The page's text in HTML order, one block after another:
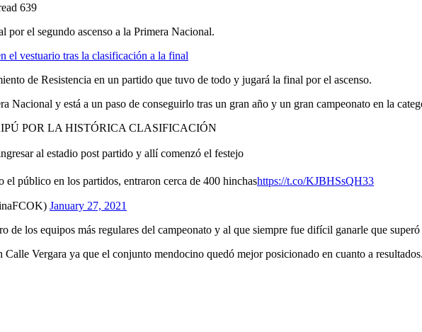
639
el segundo ascenso a la Primera Nacional.
el vestuario tras la clasificación a la final
de Resistencia en un partido que tuvo de todo y jugará la final por el ascenso.
Nacional y está a un paso de conseguirlo tras un gran año y un gran campeonato en la
POR LA HISTÓRICA CLASIFICACIÓN
al estadio post partido y allí comenzó el festejo
el público en los partidos, entraron cerca de 400 hinchashttps://t.co/KJBHSsQH33
January 27, 2021
los equipos más regulares del campeonato y al que siempre fue difícil ganarle que
Vergara ya que el conjunto mendocino quedó mejor posicionado en cuanto a resultados.